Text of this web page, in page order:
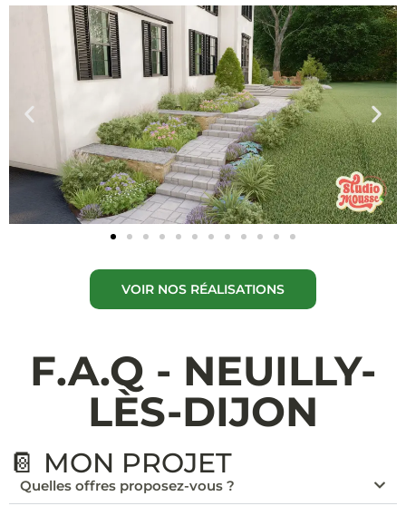
VOIR NOS RÉALISATIONS
F.A.Q - NEUILLY-
LÈS-DIJON
📔 MON PROJET
Quelles offres proposez-vous ?